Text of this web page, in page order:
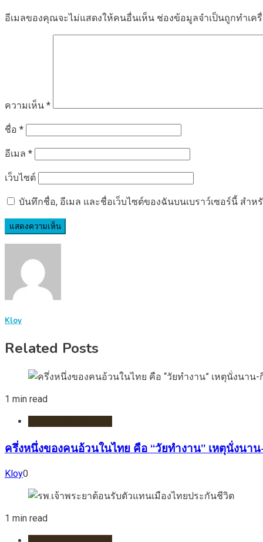
อีเมลของคุณจะไม่แสดงให้คนอื่นเห็น ช่องข้อมูลจำเป็นถูกทำเค
ความเห็น *
ชื่อ *
อีเมล *
เว็บไซต์
บันทึกชื่อ, อีเมล และชื่อเว็บไซต์ของฉันบนเบราว์เซอร์นี้ สำห
Kloy
Related Posts
1 min read
ครึ่งหนึ่งของคนอ้วนในไทย คือ “วัยทำงาน” เหตุนั่งน
Kloy0
1 min read